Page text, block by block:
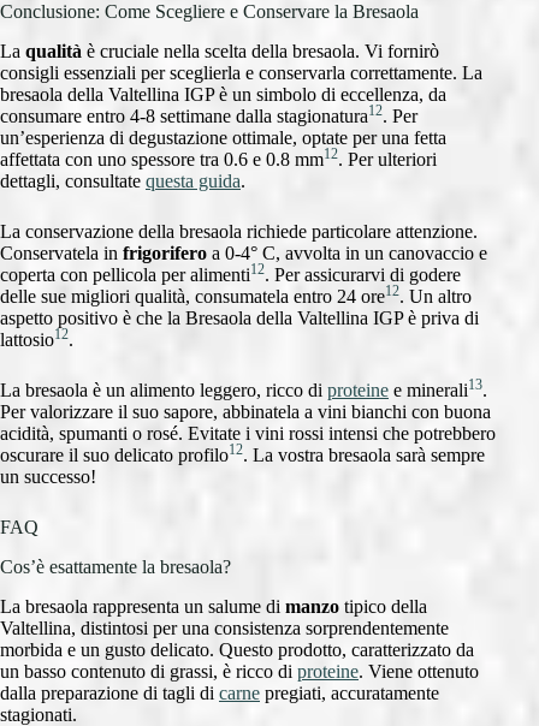
Conclusione: Come Scegliere e Conservare la Bresaola
La qualità è cruciale nella scelta della bresaola. Vi fornirò
consigli essenziali per sceglierla e conservarla correttamente. La
bresaola della Valtellina IGP è un simbolo di eccellenza, da
consumare entro 4-8 settimane dalla stagionatura12. Per
un’esperienza di degustazione ottimale, optate per una fetta
affettata con uno spessore tra 0.6 e 0.8 mm12. Per ulteriori
dettagli, consultate questa guida.
La conservazione della bresaola richiede particolare attenzione.
Conservatela in frigorifero a 0-4° C, avvolta in un canovaccio e
coperta con pellicola per alimenti12. Per assicurarvi di godere
delle sue migliori qualità, consumatela entro 24 ore12. Un altro
aspetto positivo è che la Bresaola della Valtellina IGP è priva di
lattosio12.
La bresaola è un alimento leggero, ricco di proteine e minerali13.
Per valorizzare il suo sapore, abbinatela a vini bianchi con buona
acidità, spumanti o rosé. Evitate i vini rossi intensi che potrebbero
oscurare il suo delicato profilo12. La vostra bresaola sarà sempre
un successo!
FAQ
Cos’è esattamente la bresaola?
La bresaola rappresenta un salume di manzo tipico della
Valtellina, distintosi per una consistenza sorprendentemente
morbida e un gusto delicato. Questo prodotto, caratterizzato da
un basso contenuto di grassi, è ricco di proteine. Viene ottenuto
dalla preparazione di tagli di carne pregiati, accuratamente
stagionati.